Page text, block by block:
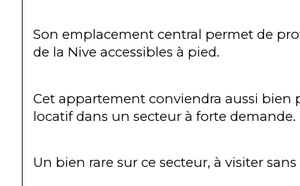
Son emplacement central permet de
de la Nive accessibles à pied.
Cet appartement conviendra aussi
locatif dans un secteur à forte demande.
Un bien rare sur ce secteur, à visiter sans